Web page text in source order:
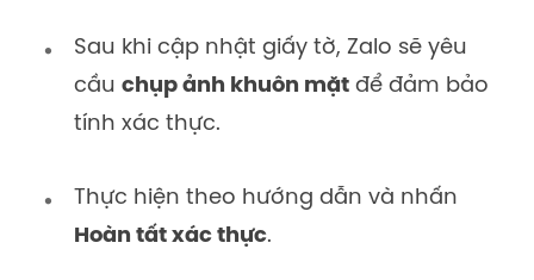
Sau khi cập nhật giấy tờ, Zalo sẽ yêu
cầu chụp ảnh khuôn mặt để đảm bảo
tính xác thực.
Thực hiện theo hướng dẫn và nhấn
Hoàn tất xác thực.